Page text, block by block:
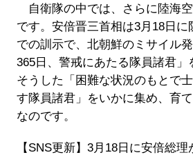
自衛隊の中では、さらに陸海
です。安倍晋三首相は3月18日に
での訓示で、北朝鮮のミサイル
365日、警戒にあたる隊員諸君」
そうした「困難な状況のもとで
す隊員諸君」をいかに集め、育
なのです。
【SNS更新】3月18日に安倍総